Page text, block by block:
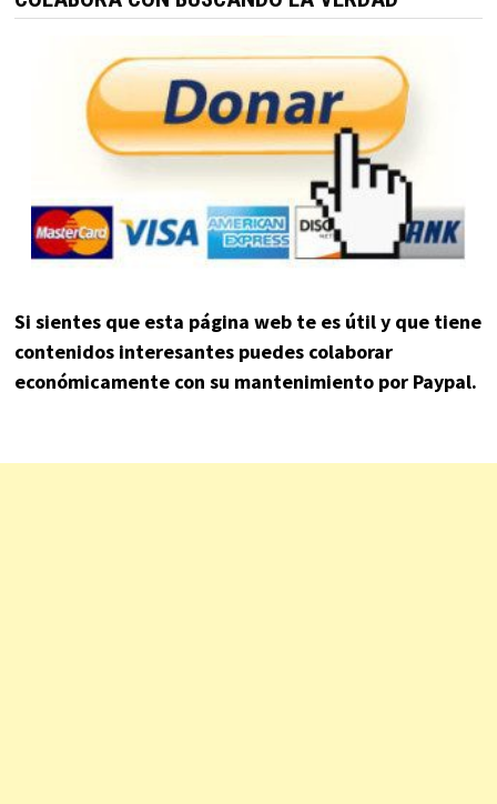
Si sientes que esta página web te es útil y que tiene
contenidos interesantes puedes colaborar
económicamente con su mantenimiento por Paypal.